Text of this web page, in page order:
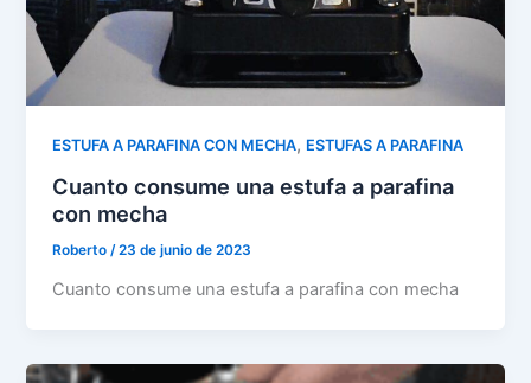
ESTUFA A PARAFINA CON MECHA, ESTUFAS A PARAFINA
Cuanto consume una estufa a parafina
con mecha
Roberto/23 de junio de 2023
Cuanto consume una estufa a parafina con mecha